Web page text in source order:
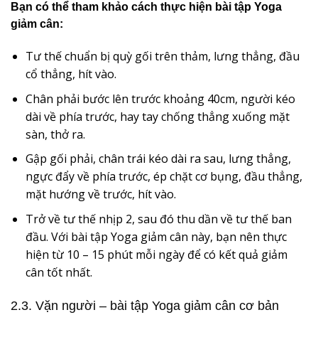
Bạn có thể tham khảo cách thực hiện bài tập Yoga
giảm cân:
Tư thế chuẩn bị quỳ gối trên thảm, lưng thẳng, đầu
cổ thẳng, hít vào.
Chân phải bước lên trước khoảng 40cm, người kéo
dài về phía trước, hay tay chống thẳng xuống mặt
sàn, thở ra.
Gập gối phải, chân trái kéo dài ra sau, lưng thẳng,
ngực đẩy về phía trước, ép chặt cơ bụng, đầu thẳng,
mặt hướng về trước, hít vào.
Trở về tư thế nhịp 2, sau đó thu dần về tư thế ban
đầu. Với bài tập Yoga giảm cân này, bạn nên thực
hiện từ 10 – 15 phút mỗi ngày để có kết quả giảm
cân tốt nhất.
2.3. Vặn người – bài tập Yoga giảm cân cơ bản